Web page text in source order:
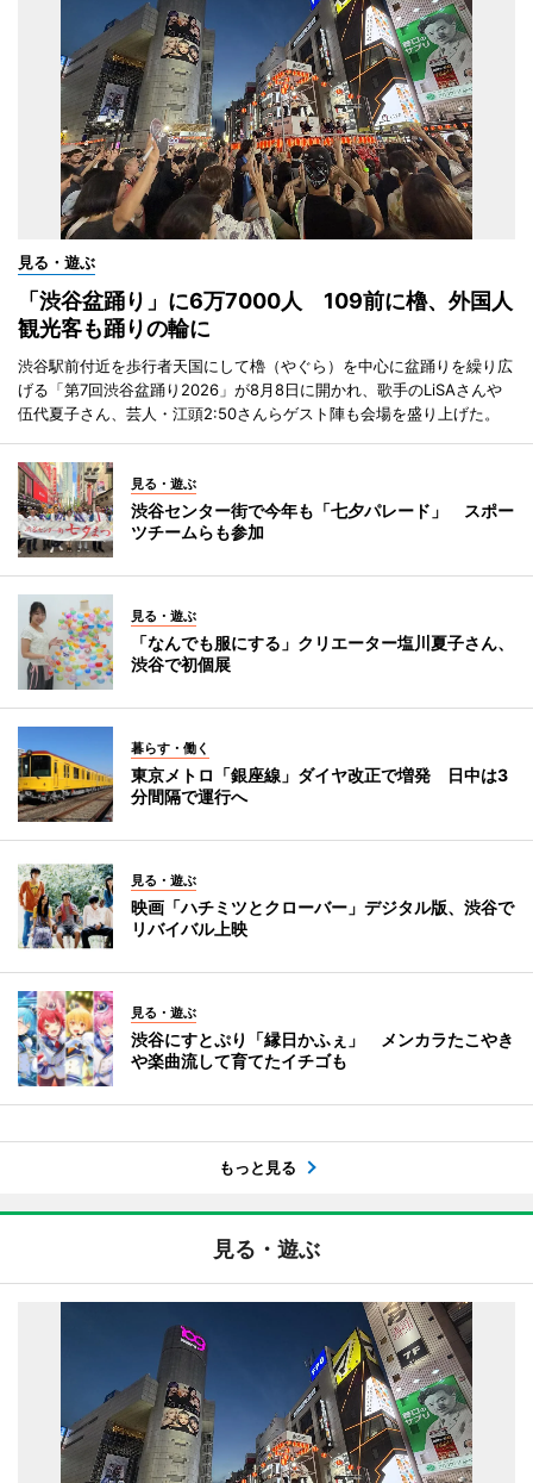
見る・遊ぶ
「渋谷盆踊り」に6万7000人 109前に櫓、外国人
観光客も踊りの輪に
渋谷駅前付近を歩行者天国にして櫓（やぐら）を中心に盆踊りを繰り広
げる「第7回渋谷盆踊り2026」が8月8日に開かれ、歌手のLiSAさんや
伍代夏子さん、芸人・江頭2:50さんらゲスト陣も会場を盛り上げた。
見る・遊ぶ
渋谷センター街で今年も「七夕パレード」 スポー
ツチームらも参加
見る・遊ぶ
「なんでも服にする」クリエーター塩川夏子さん、
渋谷で初個展
暮らす・働く
東京メトロ「銀座線」ダイヤ改正で増発 日中は3
分間隔で運行へ
見る・遊ぶ
映画「ハチミツとクローバー」デジタル版、渋谷で
リバイバル上映
見る・遊ぶ
渋谷にすとぷり「縁日かふぇ」 メンカラたこやき
や楽曲流して育てたイチゴも
もっと見る
見る・遊ぶ